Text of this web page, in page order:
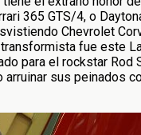
365 GTS/4, o
Chevrolet
fue este
para el rockstar Rod
arruinar sus peinados